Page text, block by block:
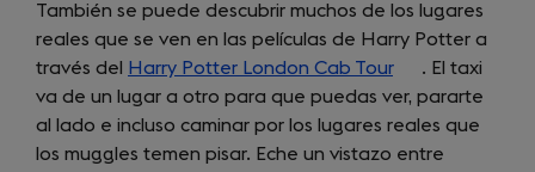
a
new
tab)
También se puede descubrir muchos de los lugares
reales que se ven en las películas de Harry Potter a
través del
Harry Potter London Cab Tour(opens
in
a
new
. El taxi
va de un lugar a otro para que puedas ver, pararte
al lado e incluso caminar por los lugares reales que
los muggles temen pisar. Eche un vistazo entre